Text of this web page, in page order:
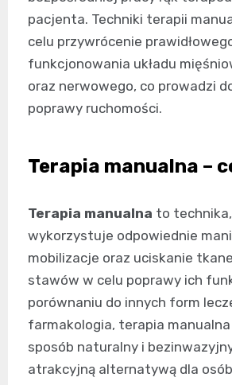
pacjenta. Techniki terapii
celu przywrócenie
funkcjonowania układu
oraz nerwowego, co prowadzi
poprawy ruchomości.
Terapia manualna –
Terapia manualna to
wykorzystuje odpowiednie
mobilizacje oraz uciskanie
stawów w celu poprawy ich
porównaniu do innych form
farmakologia, terapia manualna
sposób naturalny i
atrakcyjną alternatywą dla